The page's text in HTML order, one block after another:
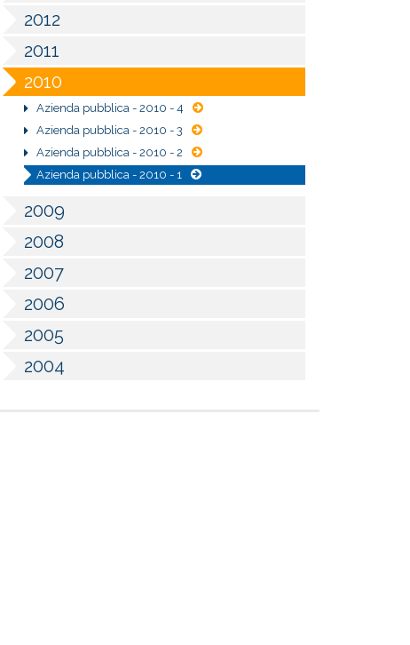
2012
2011
2010
Azienda pubblica - 2010 - 4
Azienda pubblica - 2010 - 3
Azienda pubblica - 2010 - 2
Azienda pubblica - 2010 - 1
2009
2008
2007
2006
2005
2004